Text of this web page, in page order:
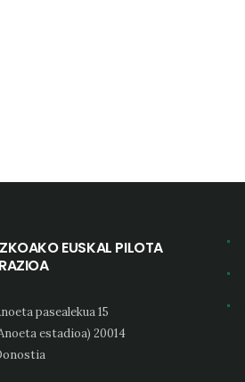
EUSKAL PILOTA
pasealekua 15
estadioa) 20014